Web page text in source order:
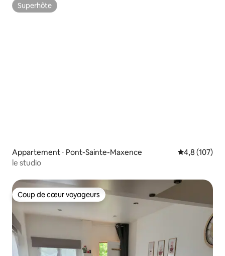
Superhôte
Superhôte
Appartement ⋅ Pont-Sainte-Maxence Évaluation
4,8 (107)
le studio
Coup de cœur voyageurs
Coup de cœur voyageurs